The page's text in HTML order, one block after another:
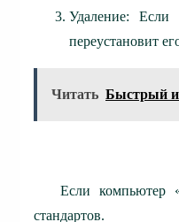
Удаление: Если
переустановит
Читать Быстрый и
Если компьютер
стандартов.